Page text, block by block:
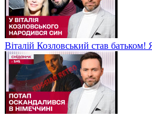
Віталій Козловський став батьком!